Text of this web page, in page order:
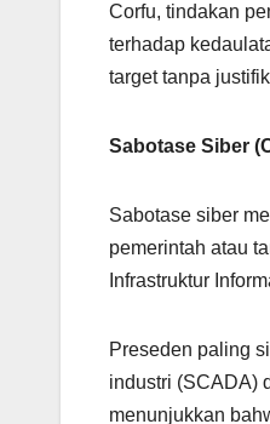
Corfu, tindakan
terhadap
target tanpa
Sabotase Siber
Sabotase siber
pemerintah atau
Infrastruktur
Preseden paling
industri (SCADA)
menunjukkan